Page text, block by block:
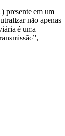
presente em um
não apenas
é uma